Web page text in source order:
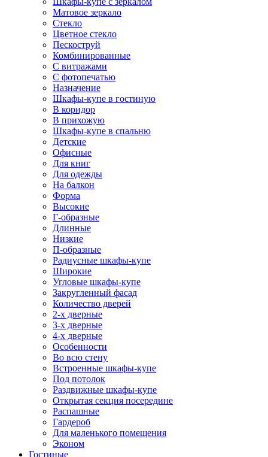
Матовое зеркало
Стекло
Цветное стекло
Пескоструй
Комбинированные
С витражами
С фотопечатью
Назначение
Шкафы-купе в гостиную
В коридор
В прихожую
Шкафы-купе в спальню
Детские
Офисные
Для книг
Для одежды
На балкон
Форма
Высокие
Г-образные
Длинные
Низкие
П-образные
Радиусные шкафы-купе
Широкие
Угловые шкафы-купе
Закругленный фасад
Количество дверей
2-х дверные
3-х дверные
4-х дверные
Особенности
Во всю стену
Встроенные шкафы-купе
Под потолок
Раздвижные шкафы-купе
Открытая секция посередине
Распашные
Гардероб
Для маленького помещения
Эконом
Гостиные